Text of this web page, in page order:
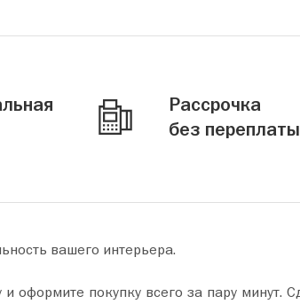
Рассрочка
без переплаты
вашего интерьера.